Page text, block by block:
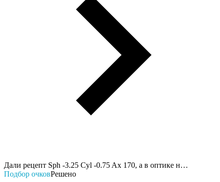
Дали рецепт Sph -3.25 Cyl -0.75 Ax 170, а в оптике н…
Подбор очковРешено